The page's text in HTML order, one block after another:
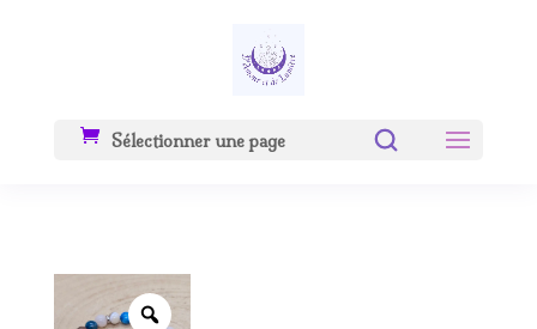
Sélectionner une page
Zoom